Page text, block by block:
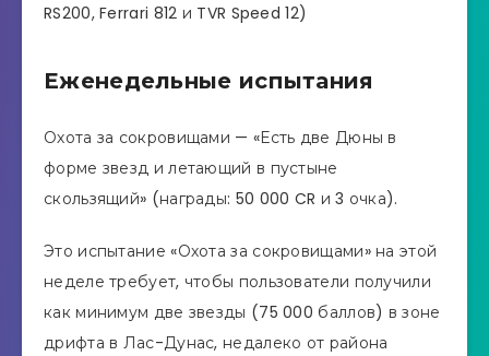
RS200, Ferrari 812 и TVR Speed ​​12)
Еженедельные испытания
Охота за сокровищами — «Есть две Дюны в
форме звезд и летающий в пустыне
скользящий» (награды: 50 000 CR и 3 очка).
Это испытание «Охота за сокровищами» на этой
неделе требует, чтобы пользователи получили
как минимум две звезды (75 000 баллов) в зоне
дрифта в Лас-Дунас, недалеко от района